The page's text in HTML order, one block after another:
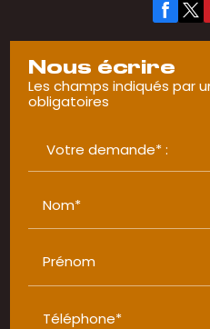
Nous écrire
Les champs indiqués par
obligatoires
Nom*
Prénom
Téléphone*